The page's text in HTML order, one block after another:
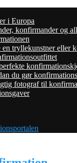
i Europa
konfirmander og
tryllekunstner eller
du gør
fotograf til